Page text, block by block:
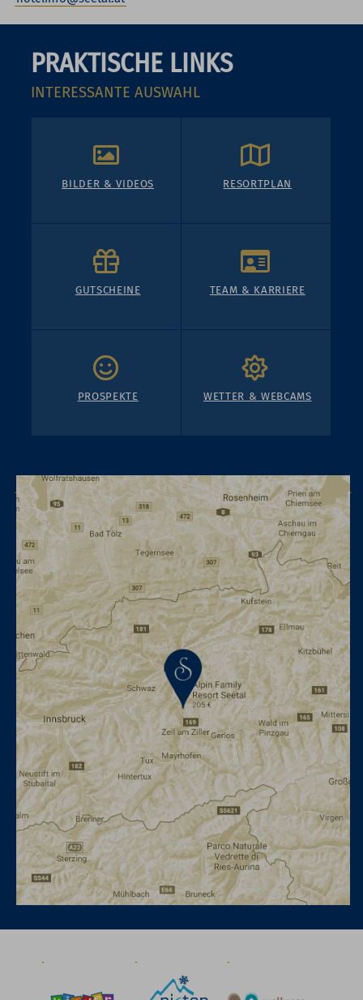
PRAKTISCHE LINKS
INTERESSANTE AUSWAHL
BILDER & VIDEOS RESORTPLAN
GUTSCHEINE TEAM & KARRIERE
PROSPEKTE WETTER & WEBCAMS